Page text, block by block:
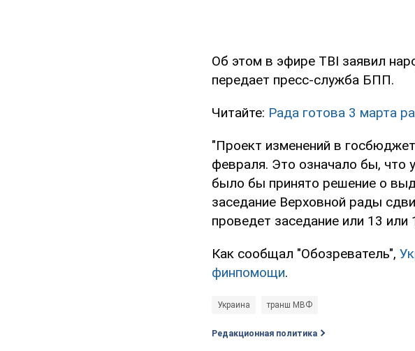
Об этом в эфире ТВІ заявил
передает пресс-служба БПП.
Читайте: Рада готова 3 марта
"Проект изменений в
февраля. Это означало бы, что
было бы принято решение о
заседание Верховной рады
проведет заседание или 13 или
Как сообщал "Обозреватель",
финпомощи.
Украина транш МВФ
Редакционная политика